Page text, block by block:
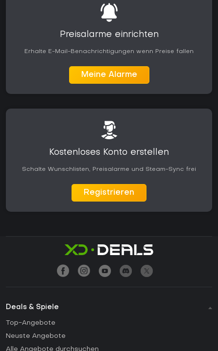
Preisalarme einrichten
Erhalte E-Mail-Benachrichtigungen wenn Preise fallen
Meine Alarme
Kostenloses Konto erstellen
Schalte Wunschlisten, Preisalarme und Steam-Sync frei
Registrieren
Deals & Spiele
Top-Angebote
Neuste Angebote
Alle Angebote durchsuchen